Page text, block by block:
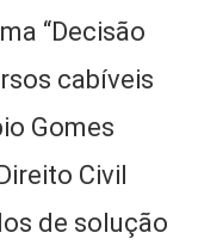
“Decisão
cabíveis
Gomes
Civil
de solução